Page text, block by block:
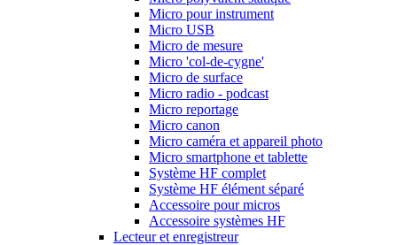
Micro pour instrument
Micro USB
Micro de mesure
Micro 'col-de-cygne'
Micro de surface
Micro radio - podcast
Micro reportage
Micro canon
Micro caméra et appareil photo
Micro smartphone et tablette
Système HF complet
Système HF élément séparé
Accessoire pour micros
Accessoire systèmes HF
Lecteur et enregistreur